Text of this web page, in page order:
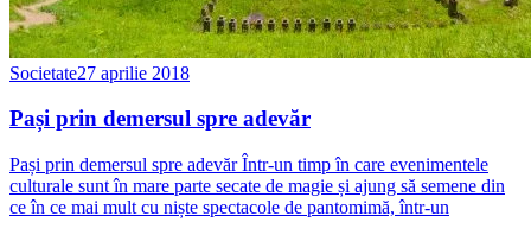
Societate27 aprilie 2018
Pași prin demersul spre adevăr
Pași prin demersul spre adevăr Într-un timp în care evenimentele
culturale sunt în mare parte secate de magie și ajung să semene din
ce în ce mai mult cu niște spectacole de pantomimă, într-un